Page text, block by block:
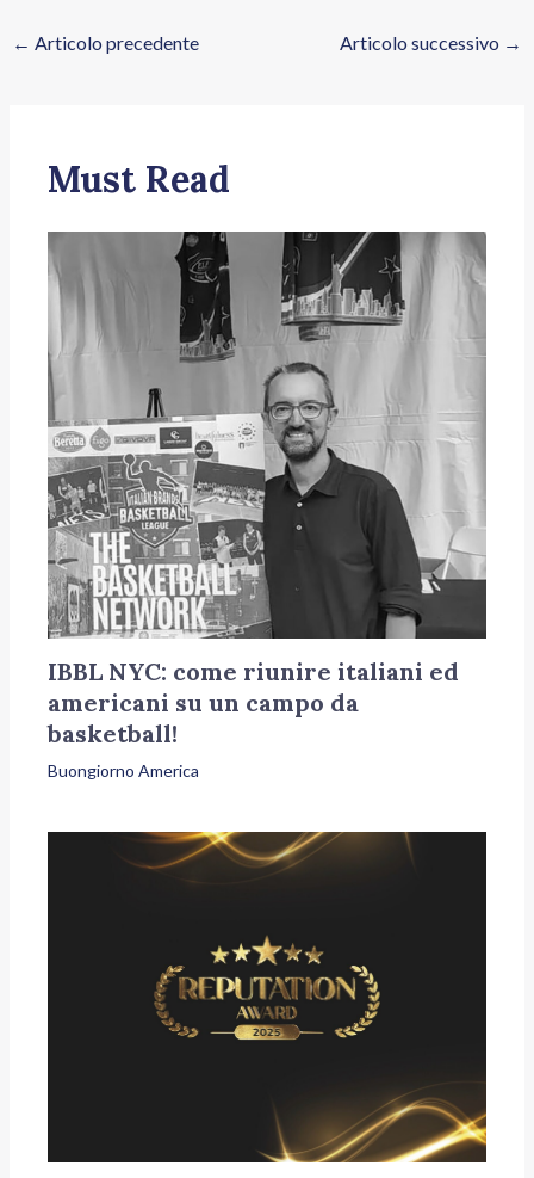
← Articolo precedente Articolo successivo →
Must Read
IBBL NYC: come riunire italiani ed
americani su un campo da
basketball!
Buongiorno America